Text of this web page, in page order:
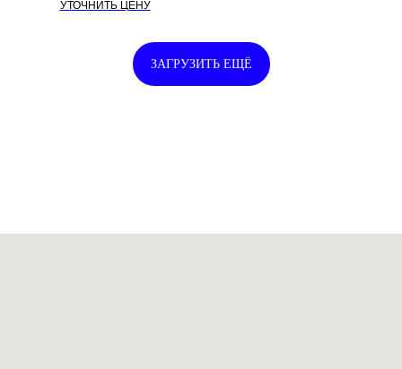
УТОЧНИТЬ ЦЕНУ
ЗАГРУЗИТЬ ЕЩЁ